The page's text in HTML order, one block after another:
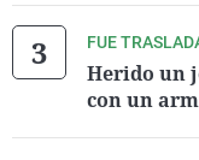
FUE
Herido un
con un